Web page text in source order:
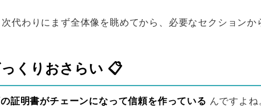
代わりにまず全体像を眺めてから、必要なセクションか
くりおさらい 📋
証明書がチェーンになって信頼を作っている んですよ